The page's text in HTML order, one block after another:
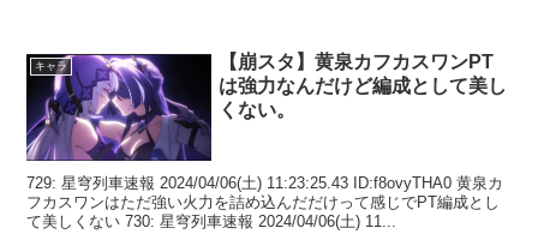
キャラ
【崩スタ】黄泉カフカスワンPT
は強力なんだけど編成として美し
くない。
729: 星穹列車速報 2024/04/06(土) 11:23:25.43 ID:f8ovyTHA0 黄泉カ
フカスワンはただ強い火力を詰め込んだだけって感じでPT編成とし
て美しくない 730: 星穹列車速報 2024/04/06(土) 11...